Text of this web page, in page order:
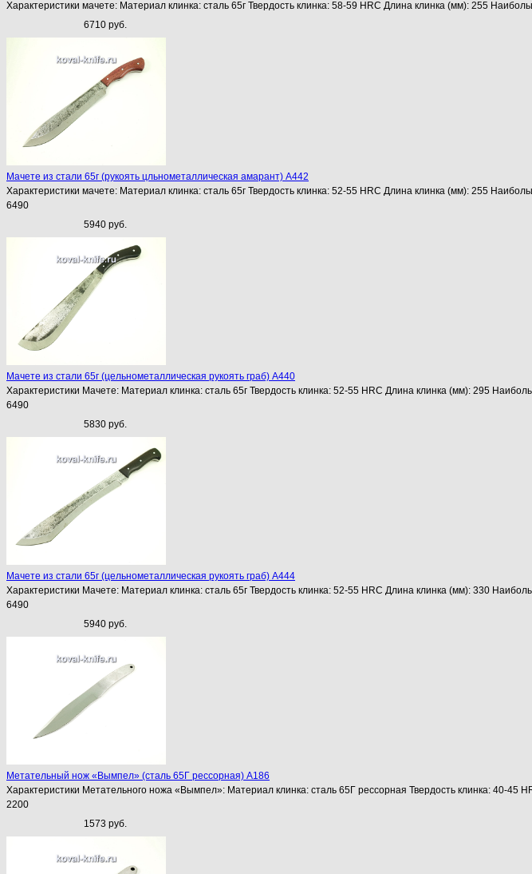
Характеристики мачете: Материал клинка: сталь 65г Твердость клинка: 58-59 HRC Длина клинка (мм): 255
6710 руб.
Мачете из стали 65г (рукоять цльнометаллическая амарант) A442
Характеристики мачете: Материал клинка: сталь 65г Твердость клинка: 52-55 HRC Длина клинка (мм): 255
6490
5940 руб.
Мачете из стали 65г (цельнометаллическая рукоять граб) A440
Характеристики Мачете: Материал клинка: сталь 65г Твердость клинка: 52-55 HRC Длина клинка (мм): 295
6490
5830 руб.
Мачете из стали 65г (цельнометаллическая рукоять граб) A444
Характеристики Мачете: Материал клинка: сталь 65г Твердость клинка: 52-55 HRC Длина клинка (мм): 330
6490
5940 руб.
Метательный нож «Вымпел» (сталь 65Г рессорная) A186
Характеристики Метательного ножа «Вымпел»: Материал клинка: сталь 65Г рессорная Твердость клинка: 40-45
2200
1573 руб.